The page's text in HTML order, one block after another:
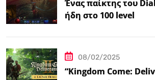
Ένας παίκτης του
ήδη στο 100 level
08/02/2025
“Kingdom Come: